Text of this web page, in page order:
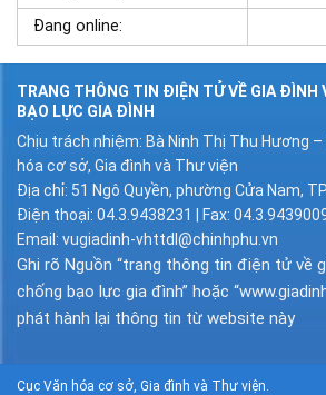
Đang online:
TRANG THÔNG TIN ĐIỆN TỬ VỀ GIA ĐÌNH
BẠO LỰC GIA ĐÌNH
Chịu trách nhiệm: Bà Ninh Thị Thu Hương
hóa cơ sở, Gia đình và Thư viện
Địa chỉ: 51 Ngô Quyền, phường Cửa Nam, TP.
Điện thoại: 04.3.9438231 | Fax:
Email: vugiadinh-vhttdl@chinhphu.vn
Ghi rõ Nguồn “trang thông tin điện tử về
chống bạo lực gia đình” hoặc
phát hành lại thông tin từ website này
Cục Văn hóa cơ sở, Gia đình và Thư viện.